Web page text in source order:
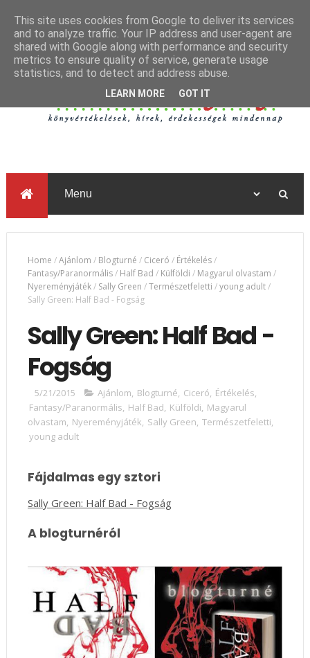
Home /Ajánlom / Blogturné / Ciceró / Értékelés/
Fantasy/Paranormális/ Half Bad / Külföldi / Magyarul olvastam /
Nyereményjáték/ Sally Green /Természetfeletti /young adult/
Sally Green: Half Bad - Fogság
Sally Green: Half Bad -
Fogság
5/21/2015 Ajánlom, Blogturné, Ciceró, Értékelés,
Fantasy/Paranormális, Half Bad, Külföldi, Magyarul
olvastam, Nyereményjáték, Sally Green, Természetfeletti,
young adult
Fájdalmas egy sztori
Sally Green: Half Bad - Fogság
A blogturnéról
This site uses cookies from Google to deliver its services
and to analyze traffic. Your IP address and user-agent are
shared with Google along with performance and security
metrics to ensure quality of service, generate usage
statistics, and to detect and address abuse.
LEARN MORE GOT IT